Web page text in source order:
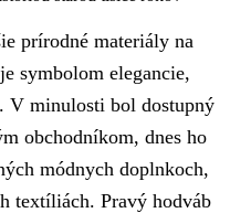
prírodné materiály na
symbolom elegancie,
V minulosti bol dostupný
obchodníkom, dnes ho
módnych doplnkoch,
textíliách. Pravý hodváb